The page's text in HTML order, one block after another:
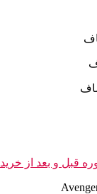
قبل و بعد از خرید